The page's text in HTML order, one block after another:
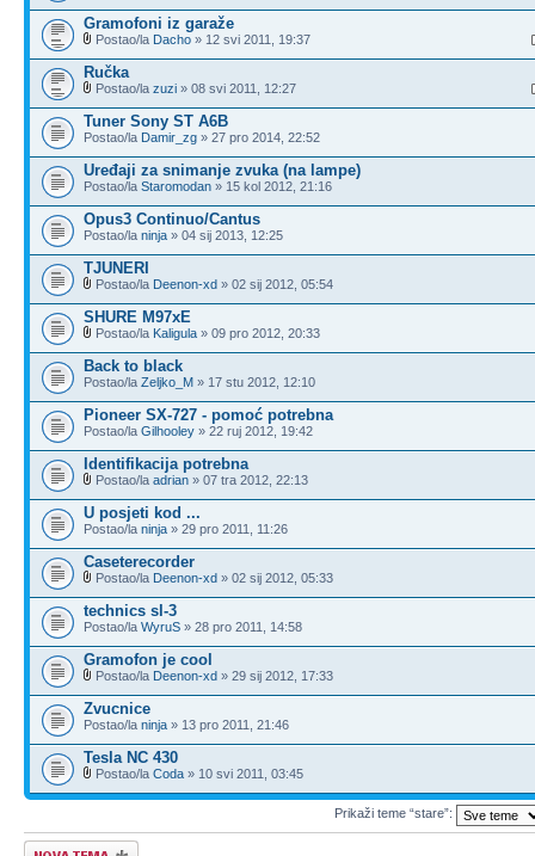
Gramofoni iz garaže
Postao/la Dacho » 12 svi 2011, 19:37
Ručka
Postao/la zuzi » 08 svi 2011, 12:27
Tuner Sony ST A6B
Postao/la Damir_zg » 27 pro 2014, 22:52
Uređaji za snimanje zvuka (na lampe)
Postao/la Staromodan » 15 kol 2012, 21:16
Opus3 Continuo/Cantus
Postao/la ninja » 04 sij 2013, 12:25
TJUNERI
Postao/la Deenon-xd » 02 sij 2012, 05:54
SHURE M97xE
Postao/la Kaligula » 09 pro 2012, 20:33
Back to black
Postao/la Zeljko_M » 17 stu 2012, 12:10
Pioneer SX-727 - pomoć potrebna
Postao/la Gilhooley » 22 ruj 2012, 19:42
Identifikacija potrebna
Postao/la adrian » 07 tra 2012, 22:13
U posjeti kod ...
Postao/la ninja » 29 pro 2011, 11:26
Caseterecorder
Postao/la Deenon-xd » 02 sij 2012, 05:33
technics sl-3
Postao/la WyruS » 28 pro 2011, 14:58
Gramofon je cool
Postao/la Deenon-xd » 29 sij 2012, 17:33
Zvucnice
Postao/la ninja » 13 pro 2011, 21:46
Tesla NC 430
Postao/la Coda » 10 svi 2011, 03:45
Prikaži teme “stare”:
Započni novu temu